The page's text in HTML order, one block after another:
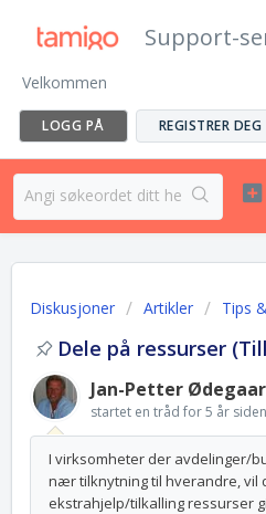
Support-
Velkommen
LOGG PÅ REGISTRER DEG
Diskusjoner Artikler Tips
Dele på ressurser
Jan-Petter
startet en tråd for 5 år siden
I virksomheter der avdelinger/
nær tilknytning til hverandre, vil
ekstrahjelp/tilkalling ressurser